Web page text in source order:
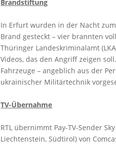
Brandstiftung
In Erfurt wurden in der Nacht
Brand gesteckt – vier brannten
Thüringer Landeskriminalamt
Videos, das den Angriff zeigen
Fahrzeuge – angeblich aus der
ukrainischer Militärtechnik
TV-Übernahme
RTL übernimmt Pay-TV-Sender
Liechtenstein, Südtirol) von